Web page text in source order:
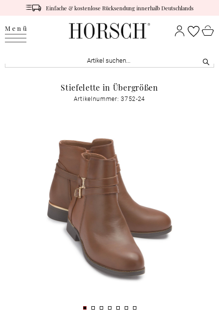
Einfache & kostenlose Rücksendung innerhalb Deutschlands
Menü
Stiefelette in Übergrößen
Artikelnummer: 3752-24